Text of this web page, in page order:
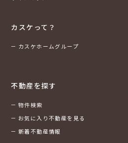
カスケって？
カスケホームグループ
不動産を探す
物件検索
お気に入り不動産を見る
新着不動産情報